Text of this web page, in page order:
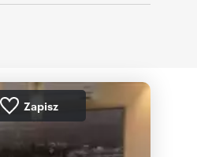
Zapisz